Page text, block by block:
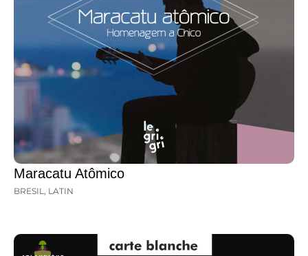
Maracatu Atômico
BRESIL, LATIN